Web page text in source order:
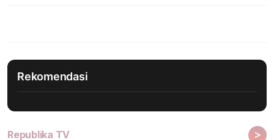
Rekomendasi
Republika TV >